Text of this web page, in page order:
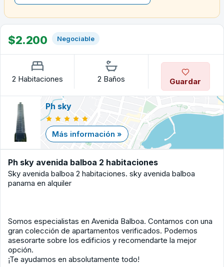
$2.200 Negociable
2 Habitaciones 2 Baños Guardar
Ph sky
Más información »
Ph sky avenida balboa 2 habitaciones
Sky avenida balboa 2 habitaciones. sky avenida balboa
panama en alquiler
Somos especialistas en Avenida Balboa. Contamos con una
gran colección de apartamentos verificados. Podemos
asesorarte sobre los edificios y recomendarte la mejor
opción.
¡Te ayudamos en absolutamente todo!